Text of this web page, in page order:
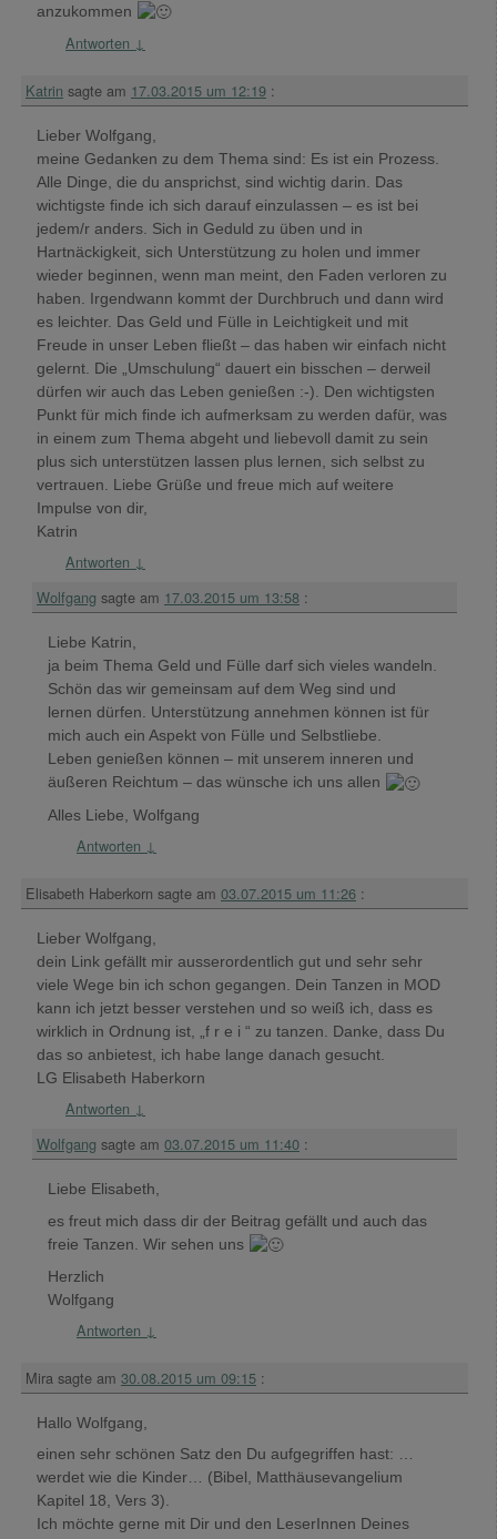
anzukommen
Antworten ↓
Katrin sagte am 17.03.2015 um 12:19 :
Lieber Wolfgang,
meine Gedanken zu dem Thema sind: Es ist ein Prozess.
Alle Dinge, die du ansprichst, sind wichtig darin. Das
wichtigste finde ich sich darauf einzulassen – es ist bei
jedem/r anders. Sich in Geduld zu üben und in
Hartnäckigkeit, sich Unterstützung zu holen und immer
wieder beginnen, wenn man meint, den Faden verloren zu
haben. Irgendwann kommt der Durchbruch und dann wird
es leichter. Das Geld und Fülle in Leichtigkeit und mit
Freude in unser Leben fließt – das haben wir einfach nicht
gelernt. Die „Umschulung“ dauert ein bisschen – derweil
dürfen wir auch das Leben genießen :-). Den wichtigsten
Punkt für mich finde ich aufmerksam zu werden dafür, was
in einem zum Thema abgeht und liebevoll damit zu sein
plus sich unterstützen lassen plus lernen, sich selbst zu
vertrauen. Liebe Grüße und freue mich auf weitere
Impulse von dir,
Katrin
Antworten ↓
Wolfgang sagte am 17.03.2015 um 13:58 :
Liebe Katrin,
ja beim Thema Geld und Fülle darf sich vieles wandeln.
Schön das wir gemeinsam auf dem Weg sind und
lernen dürfen. Unterstützung annehmen können ist für
mich auch ein Aspekt von Fülle und Selbstliebe.
Leben genießen können – mit unserem inneren und
äußeren Reichtum – das wünsche ich uns allen
Alles Liebe, Wolfgang
Antworten ↓
Elisabeth Haberkorn sagte am 03.07.2015 um 11:26 :
Lieber Wolfgang,
dein Link gefällt mir ausserordentlich gut und sehr sehr
viele Wege bin ich schon gegangen. Dein Tanzen in MOD
kann ich jetzt besser verstehen und so weiß ich, dass es
wirklich in Ordnung ist, „f r e i “ zu tanzen. Danke, dass Du
das so anbietest, ich habe lange danach gesucht.
LG Elisabeth Haberkorn
Antworten ↓
Wolfgang sagte am 03.07.2015 um 11:40 :
Liebe Elisabeth,
es freut mich dass dir der Beitrag gefällt und auch das
freie Tanzen. Wir sehen uns
Herzlich
Wolfgang
Antworten ↓
Mira sagte am 30.08.2015 um 09:15 :
Hallo Wolfgang,
einen sehr schönen Satz den Du aufgegriffen hast: …
werdet wie die Kinder… (Bibel, Matthäusevangelium
Kapitel 18, Vers 3).
Ich möchte gerne mit Dir und den LeserInnen Deines